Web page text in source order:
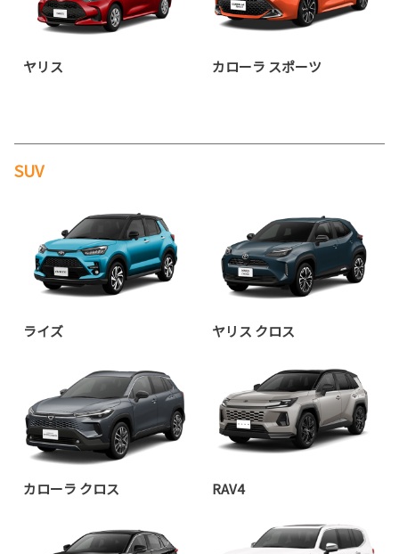
ヤリス カローラ スポーツ
SUV
ライズ ヤリス クロス
カローラ クロス RAV4